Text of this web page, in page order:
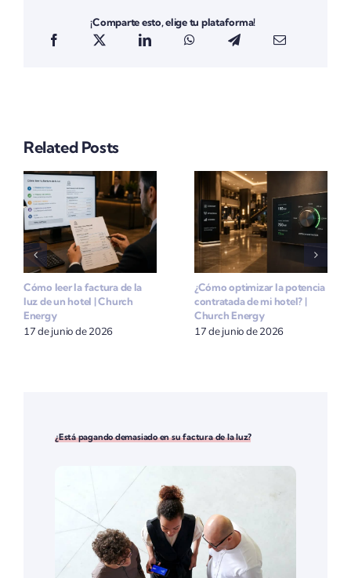
¡Comparte esto, elige tu plataforma!
Related Posts
Cómo leer la factura de la
luz de un hotel | Church
Energy
17 de junio de 2026
¿Cómo optimizar la potencia
contratada de mi hotel? |
Church Energy
17 de junio de 2026
¿Está pagando demasiado en su factura de la luz?